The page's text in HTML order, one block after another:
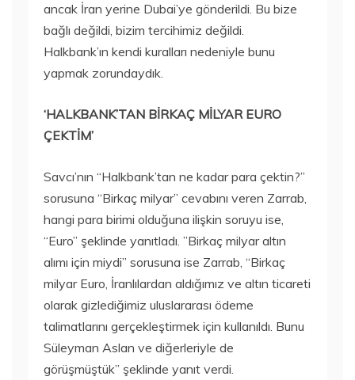
ancak İran yerine Dubai’ye gönderildi. Bu bize
bağlı değildi, bizim tercihimiz değildi.
Halkbank’ın kendi kuralları nedeniyle bunu
yapmak zorundaydık.
‘HALKBANK’TAN BİRKAÇ MİLYAR EURO
ÇEKTİM’
Savcı’nın “Halkbank’tan ne kadar para çektin?”
sorusuna “Birkaç milyar” cevabını veren Zarrab,
hangi para birimi olduğuna ilişkin soruyu ise,
“Euro” şeklinde yanıtladı. ​”Birkaç milyar altın
alımı için miydi” sorusuna ise Zarrab, “Birkaç
milyar Euro, İranlılardan aldığımız ve altın ticareti
olarak gizlediğimiz uluslararası ödeme
talimatlarını gerçekleştirmek için kullanıldı. Bunu
Süleyman Aslan ve diğerleriyle de
görüşmüştük” şeklinde yanıt verdi.